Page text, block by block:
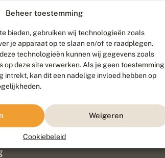
Beheer toestemming
bieden, gebruiken wij technologieën zoals
je apparaat op te slaan en/of te raadplegen.
technologieën kunnen wij gegevens zoals
op deze site verwerken. Als je geen toestemming
intrekt, kan dit een nadelige invloed hebben op
Weigeren
Cookiebeleid
Go2People, ontworpen door